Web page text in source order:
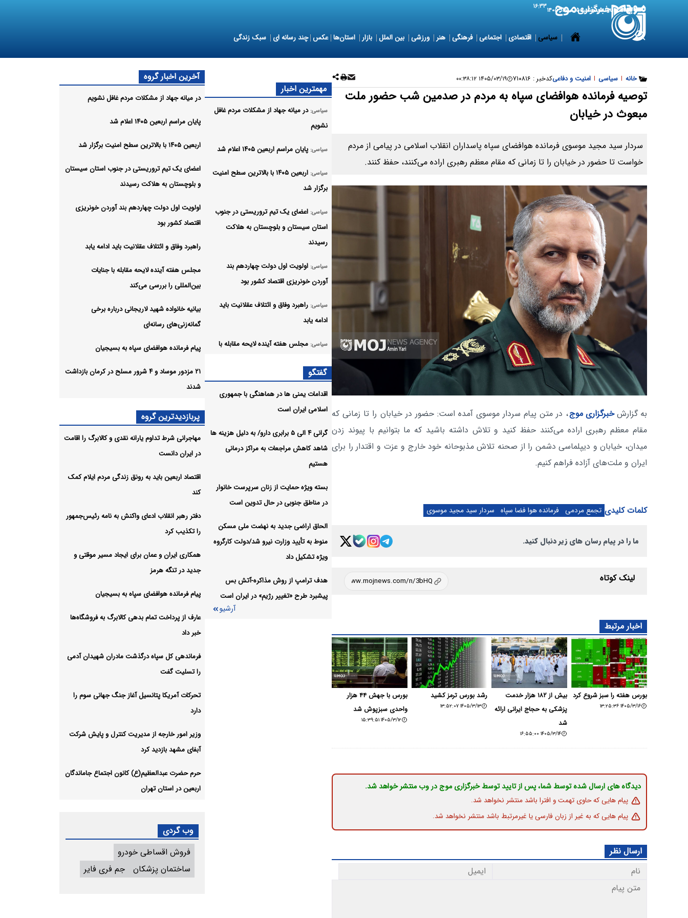
6 August 2026 پنجشنبه ۱۵ مرداد ۱۴۰۵ ۱۶:۳۳
سیاسی اقتصادی اجتماعی فرهنگی هنر ورزشی بین الملل بازار استان‌ها عکس چند رسانه ای سبک زندگی
خانه | سیاسی | امنیت و دفاعیکدخبر : ۷۱۰۸۱۶ ۱۴۰۵/۰۳/۱۹ ۰۰:۳۸:۱۲
توصیه فرمانده هوافضای سپاه به مردم در صدمین شب حضور ملت
مبعوث در خیابان
سردار سید مجید موسوی فرمانده هوافضای سپاه پاسداران انقلاب اسلامی در پیامی از مردم
خواست تا حضور در خیابان را تا زمانی که مقام معظم رهبری اراده می‌کنند، حفظ کنند.
به گزارشخبرگزاری موج، در متن پیام سردار موسوی آمده است: حضور در خیابان را تا زمانی که
مقام معظم رهبری اراده می‌کنند حفظ کنید و تلاش داشته باشید که ما بتوانیم با پیوند زدن
میدان، خیابان و دیپلماسی دشمن را از صحنه‌ تلاش مذبوحانه خود خارج و عزت و اقتدار را برای
ایران و ملت‌های آزاده فراهم کنیم.
کلمات کلیدی تجمع مردمی فرمانده هوا فضا سپاه سردار سید مجید موسوی
ما را در پیام رسان های زیر دنبال کنید.
لینک کوتاه
اخبار مرتبط
بورس هفته را سبز شروع کرد
۱۴۰۵/۳/۱۶ ۱۳:۲۵:۳۶
بیش از ۱۸۲ هزار خدمت
پزشکی به حجاج ایرانی ارائه
شد
۱۴۰۵/۳/۱۴ ۱۶:۵۵:۰۰
رشد بورس ترمز کشید
۱۴۰۵/۳/۱۳ ۱۳:۵۲:۰۷
بورس با جهش ۴۴ هزار
واحدی سبزپوش شد
۱۴۰۵/۳/۱۲ ۱۵:۳۹:۵۱
دیدگاه های ارسال شده توسط شما، پس از تایید توسط خبرگزاری موج در وب منتشر خواهد شد.
پیام هایی که حاوی تهمت و افترا باشد منتشر نخواهد شد.
پیام هایی که به غیر از زبان فارسی یا غیرمرتبط باشد منتشر نخواهد شد.
ارسال نظر
مهمترین اخبار
سیاسی: در میانه جهاد از مشکلات مردم غافل
نشویم
سیاسی: پایان مراسم اربعین ۱۴۰۵ اعلام شد
سیاسی:
اربعین ۱۴۰۵ با بالاترین سطح امنیت
برگزار شد
سیاسی: اعضای یک تیم تروریستی در جنوب
استان سیستان و بلوچستان به هلاکت
رسیدند
سیاسی: اولویت اول دولت چهاردهم بند
آوردن خونریزی اقتصاد کشور بود
سیاسی: راهبرد وفاق و ائتلاف عقلانیت باید
ادامه یابد
سیاسی: مجلس هفته آینده لایحه مقابله با
سیاسی: بیانیه خانواده شهید لاریجانی درباره
برخی گمانه‌زنی‌های رسانه‌ای
بسیجیان
سیاسی:
آرشیو
گفتگو
اقدامات یمنی ها در هماهنگی با جمهوری
اسلامی ایران است
گرانی ۴ الی ۵ برابری دارو/ به دلیل هزینه ها
شاهد کاهش مراجعات به مراکز درمانی
هستیم
بسته ویژه حمایت از زنان سرپرست خانوار
در مناطق جنوبی در حال تدوین است
الحاق اراضی جدید به نهضت ملی مسکن
منوط به تأیید وزارت نیرو شد/دولت کارگروه
ویژه تشکیل داد
هدف ترامپ از روش مذاکره-آتش بس
پیشبرد طرح «تغییر رژیم» در ایران است
آرشیو
آخرین اخبار گروه
در میانه جهاد از مشکلات مردم غافل نشویم
پایان مراسم اربعین ۱۴۰۵ اعلام شد
اربعین ۱۴۰۵ با بالاترین سطح امنیت برگزار شد
اعضای یک تیم تروریستی در جنوب استان سیستان
و بلوچستان به هلاکت رسیدند
اولویت اول دولت چهاردهم بند آوردن خونریزی
اقتصاد کشور بود
راهبرد وفاق و ائتلاف عقلانیت باید ادامه یابد
مجلس هفته آینده لایحه مقابله با جنایات
بین‌المللی را بررسی می‌کند
بیانیه خانواده شهید لاریجانی درباره برخی
گمانه‌زنی‌های رسانه‌ای
پیام فرمانده هوافضای سپاه به بسیجیان
۲۱ مزدور موساد و ۴ شرور مسلح در کرمان بازداشت
شدند
پربازدیدترین گروه
مهاجرانی شرط تداوم یارانه نقدی و کالابرگ را اقامت
در ایران دانست
اقتصاد اربعین باید به رونق زندگی مردم ایلام کمک
کند
دفتر رهبر انقلاب ادعای واکنش به نامه رئیس‌جمهور
را تکذیب کرد
همکاری ایران و عمان برای ایجاد مسیر موقتی و
جدید در تنگه هرمز
پیام فرمانده هوافضای سپاه به بسیجیان
عارف از پرداخت تمام بدهی کالابرگ به فروشگاه‌ها
خبر داد
فرماندهی کل سپاه درگذشت مادران شهیدان آدمی
را تسلیت گفت
تحرکات آمریکا پتانسیل آغاز جنگ جهانی سوم را
دارد
وزیر امور خارجه از مدیریت کنترل و پایش شرکت
آبفای مشهد بازدید کرد
حرم حضرت عبدالعظیم(ع) کانون اجتماع جاماندگان
اربعین در استان تهران
وب گردی
فروش اقساطی خودرو
ساختمان پزشکان
جم فری فایر